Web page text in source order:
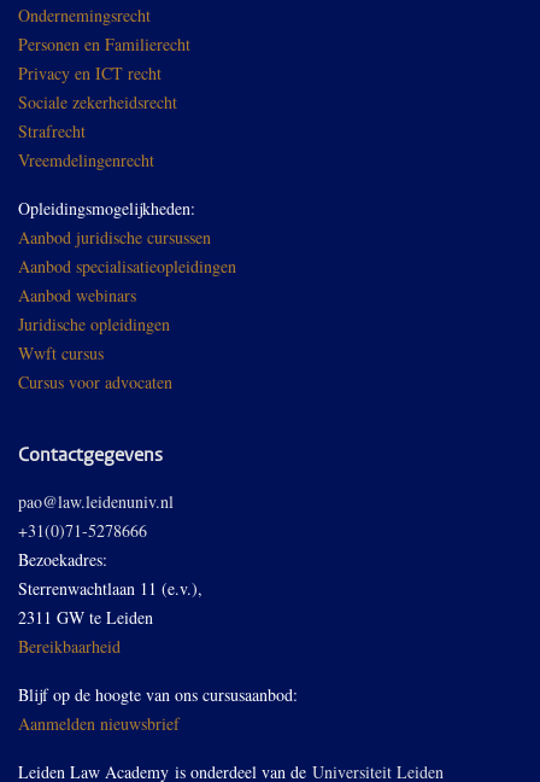
Ondernemingsrecht
Personen en Familierecht
Privacy en ICT recht
Sociale zekerheidsrecht
Strafrecht
Vreemdelingenrecht
Opleidingsmogelijkheden:
Aanbod juridische cursussen
Aanbod specialisatieopleidingen
Aanbod webinars
Juridische opleidingen
Wwft cursus
Cursus voor advocaten
Contactgegevens
pao@law.leidenuniv.nl
+31(0)71-5278666
Bezoekadres:
Sterrenwachtlaan 11 (e.v.),
2311 GW te Leiden
Bereikbaarheid
Blijf op de hoogte van ons cursusaanbod:
Aanmelden nieuwsbrief
Leiden Law Academy is onderdeel van de Universiteit Leiden